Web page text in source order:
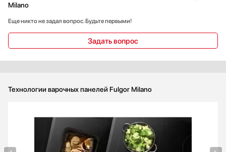
Milano
Еще никто не задал вопрос. Будьте первыми!
Задать вопрос
Технологии варочных панелей Fulgor Milano